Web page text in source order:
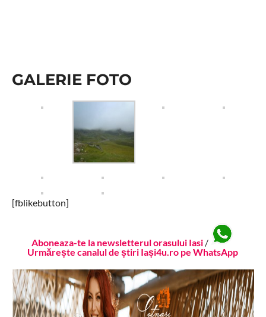
GALERIE FOTO
[fblikebutton]
Aboneaza-te la newsletterul orasului Iasi /
Urmărește canalul de știri Iași4u.ro pe WhatsApp